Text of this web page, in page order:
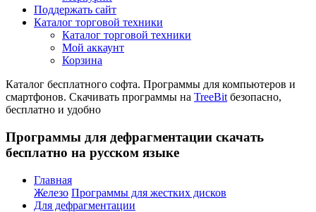
Поддержать сайт
Каталог торговой техники
Каталог торговой техники
Мой аккаунт
Корзина
Каталог бесплатного софта. Программы для компьютеров и
смартфонов. Скачивать программы на TreeBitбезопасно,
бесплатно и удобно
Программы для дефрагментации скачать
бесплатно на русском языке
Главная
Железо Программы для жестких дисков
Для дефрагментации